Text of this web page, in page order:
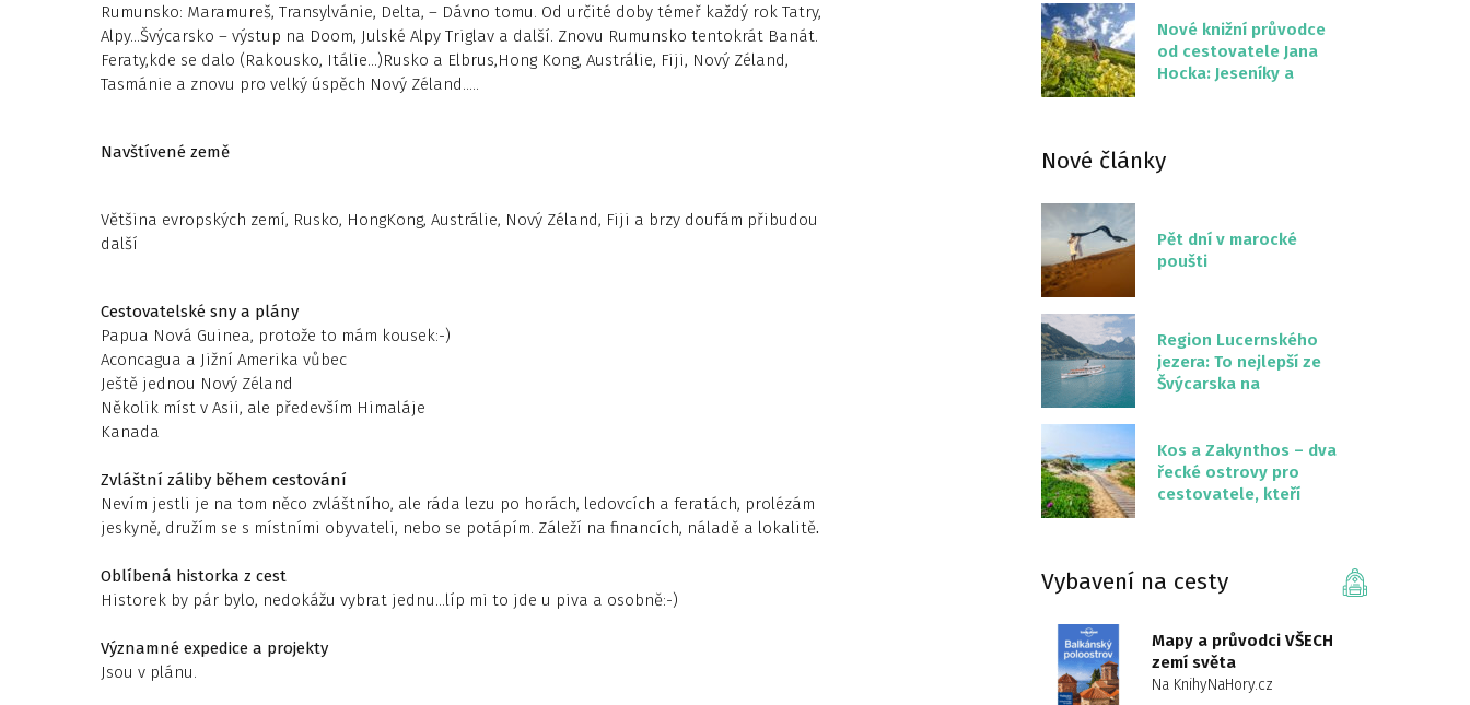
Rumunsko: Maramureš, Transylvánie, Delta, – Dávno tomu. Od určité doby témeř každý rok Tatry,
Alpy…Švýcarsko – výstup na Doom, Julské Alpy Triglav a další. Znovu Rumunsko tentokrát Banát.
Feraty,kde se dalo (Rakousko, Itálie…)Rusko a Elbrus,Hong Kong, Austrálie, Fiji, Nový Zéland,
Tasmánie a znovu pro velký úspěch Nový Zéland…..
Navštívené země
Většina evropských zemí, Rusko, HongKong, Austrálie, Nový Zéland, Fiji a brzy doufám přibudou
další
Cestovatelské sny a plány
Papua Nová Guinea, protože to mám kousek:-)
Aconcagua a Jižní Amerika vůbec
Ještě jednou Nový Zéland
Několik míst v Asii, ale především Himaláje
Kanada
Zvláštní záliby během cestování
Nevím jestli je na tom něco zvláštního, ale ráda lezu po horách, ledovcích a feratách, prolézám
jeskyně, družím se s místními obyvateli, nebo se potápím. Záleží na financích, náladě a lokalitě.
Oblíbená historka z cest
Historek by pár bylo, nedokážu vybrat jednu…líp mi to jde u piva a osobně:-)
Významné expedice a projekty
Jsou v plánu.
Nové knižní průvodce
od cestovatele Jana
Hocka: Jeseníky a
Nové články
Pět dní v marocké
poušti
Region Lucernského
jezera: To nejlepší ze
Švýcarska na
Kos a Zakynthos – dva
řecké ostrovy pro
cestovatele, kteří
Vybavení na cesty
Mapy a průvodci VŠECH
zemí světa
Na KnihyNaHory.cz